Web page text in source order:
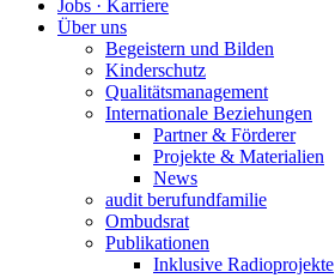
Jobs · Karriere
Über uns
Begeistern und Bilden
Kinderschutz
Qualitätsmanagement
Internationale Beziehungen
Partner & Förderer
Projekte & Materialien
News
audit berufundfamilie
Ombudsrat
Publikationen
Inklusive Radioprojekte